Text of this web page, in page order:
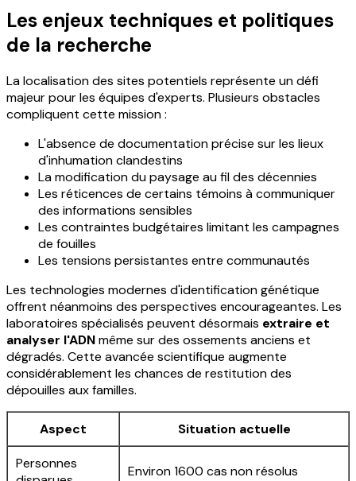
Les enjeux techniques et politiques
de la recherche
La localisation des sites potentiels représente un défi
majeur pour les équipes d'experts. Plusieurs obstacles
compliquent cette mission :
L'absence de documentation précise sur les lieux
d'inhumation clandestins
La modification du paysage au fil des décennies
Les réticences de certains témoins à communiquer
des informations sensibles
Les contraintes budgétaires limitant les campagnes
de fouilles
Les tensions persistantes entre communautés
Les technologies modernes d'identification génétique
offrent néanmoins des perspectives encourageantes. Les
laboratoires spécialisés peuvent désormais extraire et
analyser l'ADNmême sur des ossements anciens et
dégradés. Cette avancée scientifique augmente
considérablement les chances de restitution des
dépouilles aux familles.
Aspect Situation actuelle
Personnes
Environ 1600 cas non résolus